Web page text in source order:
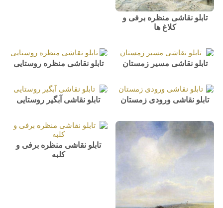
تابلو نقاشی منظره برفی و
کلاغ ها
تابلو نقاشی مسیر زمستان تابلو نقاشی منظره روستایی
تابلو نقاشی ورودی زمستان تابلو نقاشی آبگیر روستایی
تابلو نقاشی منظره برفی و
کلبه